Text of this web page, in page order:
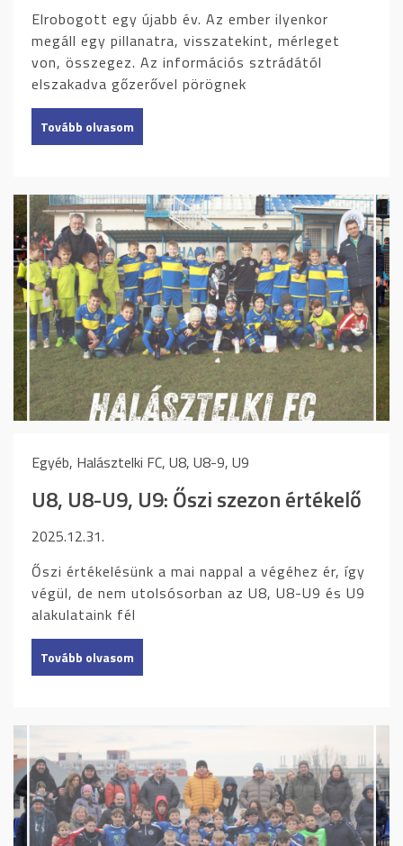
Elrobogott egy újabb év. Az ember ilyenkor
megáll egy pillanatra, visszatekint, mérleget
von, összegez. Az információs sztrádától
elszakadva gőzerővel pörögnek
Tovább olvasom
Egyéb, Halásztelki FC, U8, U8-9, U9
U8, U8-U9, U9: Őszi szezon értékelő
2025.12.31.
Őszi értékelésünk a mai nappal a végéhez ér, így
végül, de nem utolsósorban az U8, U8-U9 és U9
alakulataink fél
Tovább olvasom